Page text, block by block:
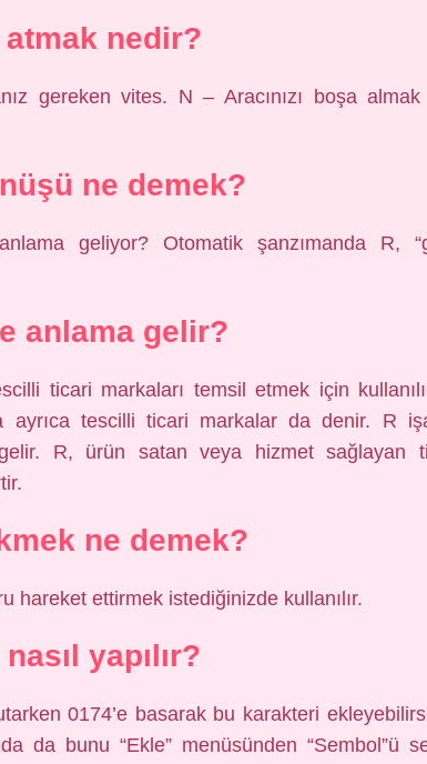
atmak nedir?
gereken vites. N – Aracınızı boşa almak
ne demek?
geliyor? Otomatik şanzımanda R,
anlama gelir?
ticari markaları temsil etmek için
ayrıca tescilli ticari markalar da denir. R
gelir. R, ürün satan veya hizmet sağlayan
ne demek?
hareket ettirmek istediğinizde kullanılır.
nasıl yapılır?
0174’e basarak bu karakteri
da bunu “Ekle” menüsünden “Sembol”ü